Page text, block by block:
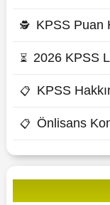
🕵 KPSS Puan
⏳ 2026 KPSS
📋 KPSS
📋 Önlisans